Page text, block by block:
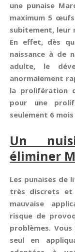
une punaise
maximum 5
subitement, leur
En effet, dès
naissance à de
adulte, le
anormalement
la prolifération
pour une
seulement 6
Un
éliminer
Les punaises de
très discrets et
mauvaise
risque de
problèmes.
seul en